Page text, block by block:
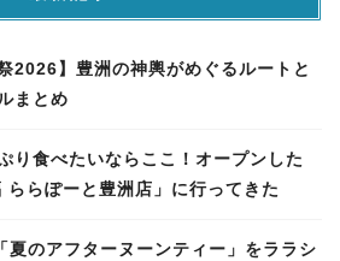
2026】豊洲の神輿がめぐるルートと
まとめ
り食べたいならここ！オープンした
ららぽーと豊洲店」に行ってきた
夏のアフターヌーンティー」をララシ